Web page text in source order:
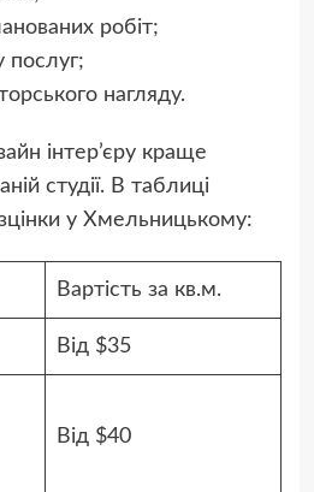
робіт;
послуг;
нагляду.
інтер’єру краще
студії. В таблиці
у Хмельницькому:
Вартість за кв.м.
Від $35
Від $40